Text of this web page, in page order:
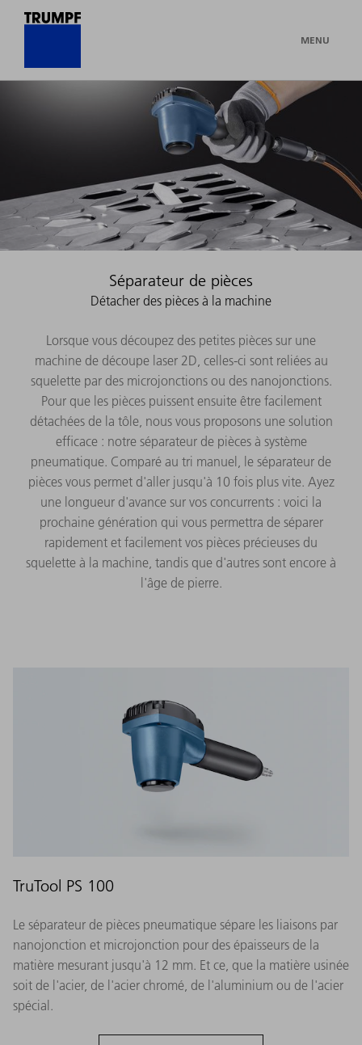
MENU
Séparateur de pièces
Détacher des pièces à la machine
Lorsque vous découpez des petites pièces sur une
machine de découpe laser 2D, celles-ci sont reliées au
squelette par des microjonctions ou des nanojonctions.
Pour que les pièces puissent ensuite être facilement
détachées de la tôle, nous vous proposons une solution
efficace : notre séparateur de pièces à système
pneumatique. Comparé au tri manuel, le séparateur de
pièces vous permet d'aller jusqu'à 10 fois plus vite. Ayez
une longueur d'avance sur vos concurrents : voici la
prochaine génération qui vous permettra de séparer
rapidement et facilement vos pièces précieuses du
squelette à la machine, tandis que d'autres sont encore à
l'âge de pierre.
TruTool PS 100
Le séparateur de pièces pneumatique sépare les liaisons par
nanojonction et microjonction pour des épaisseurs de la
matière mesurant jusqu'à 12 mm. Et ce, que la matière usinée
soit de l'acier, de l'acier chromé, de l'aluminium ou de l'acier
spécial.